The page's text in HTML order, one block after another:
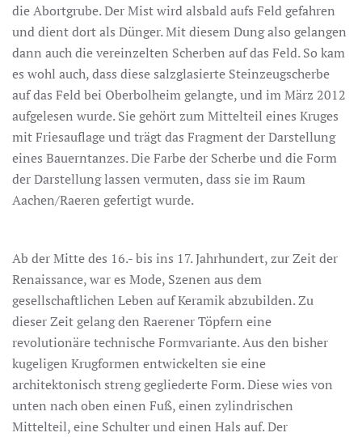
die Abortgrube. Der Mist wird alsbald aufs Feld gefahren
und dient dort als Dünger. Mit diesem Dung also gelangen
dann auch die vereinzelten Scherben auf das Feld. So kam
es wohl auch, dass diese salzglasierte Steinzeugscherbe
auf das Feld bei Oberbolheim gelangte, und im März 2012
aufgelesen wurde. Sie gehört zum Mittelteil eines Kruges
mit Friesauflage und trägt das Fragment der Darstellung
eines Bauerntanzes. Die Farbe der Scherbe und die Form
der Darstellung lassen vermuten, dass sie im Raum
Aachen/Raeren gefertigt wurde.
Ab der Mitte des 16.- bis ins 17. Jahrhundert, zur Zeit der
Renaissance, war es Mode, Szenen aus dem
gesellschaftlichen Leben auf Keramik abzubilden. Zu
dieser Zeit gelang den Raerener Töpfern eine
revolutionäre technische Formvariante. Aus den bisher
kugeligen Krugformen entwickelten sie eine
architektonisch streng gegliederte Form. Diese wies von
unten nach oben einen Fuß, einen zylindrischen
Mittelteil, eine Schulter und einen Hals auf. Der